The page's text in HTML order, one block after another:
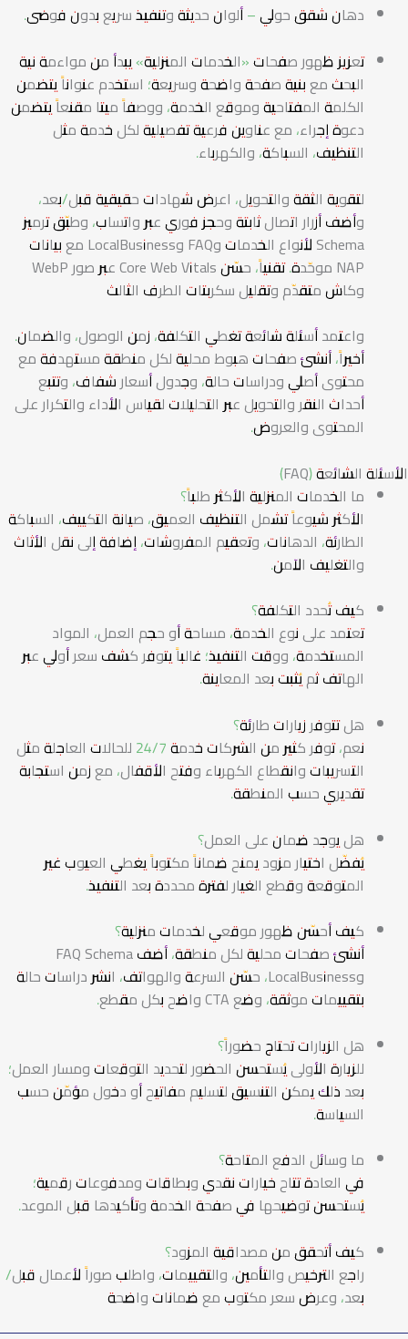
دهان شقق حولي – ألوان حديثة وتنفيذ سريع بدون فوضى.
تعزيز ظهور صفحات «الخدمات المنزلية» يبدأ من مواءمة نية
البحث مع بنية صفحة واضحة وسريعة؛ استخدم عنواناً يتضمن
الكلمة المفتاحية وموقع الخدمة، ووصفاً ميتا مقنعاً يتضمن
دعوة إجراء، مع عناوين فرعية تفصيلية لكل خدمة مثل
التنظيف، السباكة، والكهرباء.
لتقوية الثقة والتحويل، اعرض شهادات حقيقية قبل/بعد،
وأضف أزرار اتصال ثابتة وحجز فوري عبر واتساب، وطبّق ترميز
Schema لأنواع الخدمات وFAQ وLocalBusiness مع بيانات
NAP موحّدة. تقنياً، حسّن Core Web Vitals عبر صور WebP
وكاش متقدّم وتقليل سكربتات الطرف الثالث
واعتمد أسئلة شائعة تغطي التكلفة، زمن الوصول، والضمان.
أخيراً، أنشئ صفحات هبوط محلية لكل منطقة مستهدفة مع
محتوى أصلي ودراسات حالة، وجدول أسعار شفاف، وتتبع
أحداث النقر والتحويل عبر التحليلات لقياس الأداء والتكرار على
المحتوى والعروض.
الأسئلة الشائعة (FAQ)
ما الخدمات المنزلية الأكثر طلباً؟
الأكثر شيوعاً تشمل التنظيف العميق، صيانة التكييف، السباكة
الطارئة، الدهانات، وتعقيم المفروشات، إضافة إلى نقل الأثاث
والتغليف الآمن.
كيف تُحدد التكلفة؟
تعتمد على نوع الخدمة، مساحة أو حجم العمل، المواد
المستخدمة، ووقت التنفيذ؛ غالباً يتوفر كشف سعر أولي عبر
الهاتف ثم يُثبت بعد المعاينة.
هل تتوفر زيارات طارئة؟
نعم، توفر كثير من الشركات خدمة 24/7 للحالات العاجلة مثل
التسريبات وانقطاع الكهرباء وفتح الأقفال، مع زمن استجابة
تقديري حسب المنطقة.
هل يوجد ضمان على العمل؟
يُفضّل اختيار مزود يمنح ضماناً مكتوباً يغطي العيوب غير
المتوقعة وقطع الغيار لفترة محددة بعد التنفيذ.
كيف أحسّن ظهور موقعي لخدمات منزلية؟
أنشئ صفحات محلية لكل منطقة، أضف FAQ Schema
وLocalBusiness، حسّن السرعة والهواتف، انشر دراسات حالة
بتقييمات موثقة، وضع CTA واضح بكل مقطع.
هل الزيارات تحتاج حضوراً؟
للزيارة الأولى يُستحسن الحضور لتحديد التوقعات ومسار العمل؛
بعد ذلك يمكن التنسيق لتسليم مفاتيح أو دخول مؤمّن حسب
السياسة.
ما وسائل الدفع المتاحة؟
في العادة تتاح خيارات نقدي وبطاقات ومدفوعات رقمية؛
يُستحسن توضيحها في صفحة الخدمة وتأكيدها قبل الموعد.
كيف أتحقق من مصداقية المزود؟
راجع الترخيص والتأمين، والتقييمات، واطلب صوراً لأعمال قبل/
بعد، وعرض سعر مكتوب مع ضمانات واضحة